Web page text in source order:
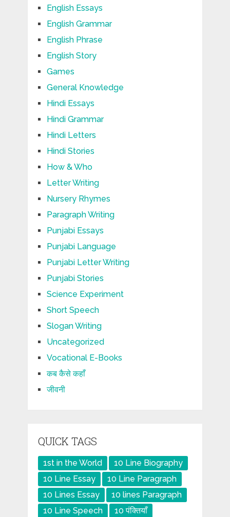
English Essays
English Grammar
English Phrase
English Story
Games
General Knowledge
Hindi Essays
Hindi Grammar
Hindi Letters
Hindi Stories
How & Who
Letter Writing
Nursery Rhymes
Paragraph Writing
Punjabi Essays
Punjabi Language
Punjabi Letter Writing
Punjabi Stories
Science Experiment
Short Speech
Slogan Writing
Uncategorized
Vocational E-Books
कब कैसे कहाँ
जीवनी
QUICK TAGS
1st in the World
10 Line Biography
10 Line Essay
10 Line Paragraph
10 Lines Essay
10 lines Paragraph
10 Line Speech
10 पंक्तियाँ